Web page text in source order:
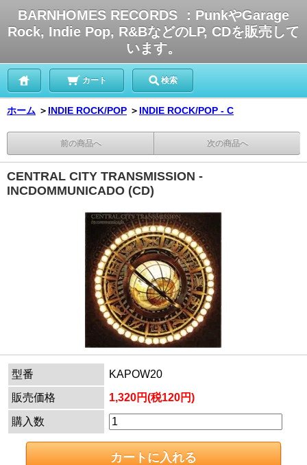
BARNHOMES RECORDS ：PunkやGarage
Rock, Indie Pop, R&BなどのLP, CDを販売して
います。
カート 検索
ホーム ＞ INDIE ROCK/POP ＞ INDIE ROCK/POP - C
前の商品へ 次の商品へ
CENTRAL CITY TRANSMISSION -
INCDOMMUNICADO (CD)
型番
KAPOW20
販売価格
1,320円(税120円)
購入数